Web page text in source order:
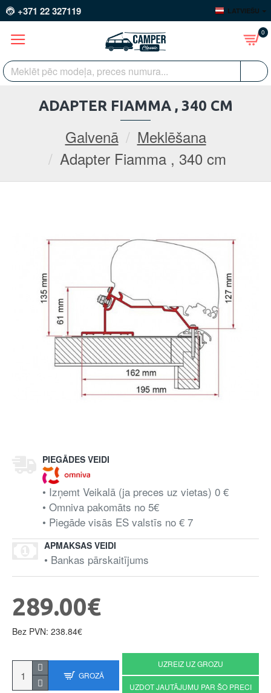
+371 22 327119 LATVIEŠU
0
Galvenā
Meklēšana
Adapter Fiamma , 340 cm
ADAPTER FIAMMA , 340 CM
PIEGĀDES VEIDI
• Izņemt Veikalā (ja preces uz vietas) 0 €
• Omniva pakomāts no 5€
• Piegāde visās ES valstīs no € 7
APMAKSAS VEIDI
• Bankas pārskaitījums
289.00€
Bez PVN: 238.84€
GROZĀ
UZREIZ UZ GROZU
UZDOT JAUTĀJUMU PAR ŠO PRECI